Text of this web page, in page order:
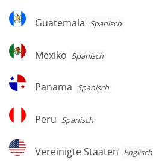
Guatemala
Guatemala Spanisch
Mexiko
Mexiko Spanisch
Panama
Panama Spanisch
Peru
Peru Spanisch
Vereinigte
Staaten
Vereinigte Staaten Englisch